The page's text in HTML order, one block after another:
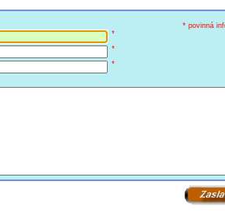
* povinná
*
*
*